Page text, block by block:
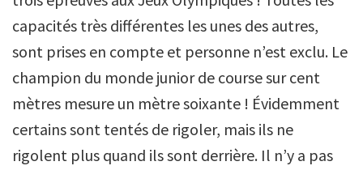
capacités très différentes les unes des autres,
sont prises en compte et personne n’est exclu. Le
champion du monde junior de course sur cent
mètres mesure un mètre soixante ! Évidemment
certains sont tentés de rigoler, mais ils ne
rigolent plus quand ils sont derrière. Il n’y a pas